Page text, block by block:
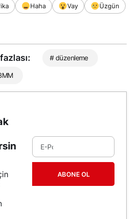
Haha Vay
Üzgün
# düzenleme
ABONE OL